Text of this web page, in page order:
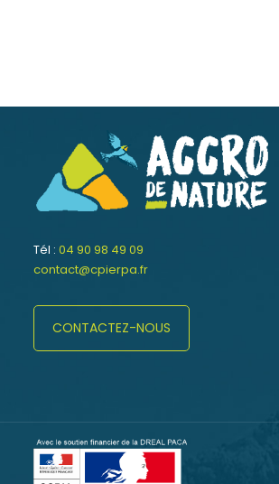
Tél : 04 90 98 49 09
contact@cpierpa.fr
CONTACTEZ-NOUS